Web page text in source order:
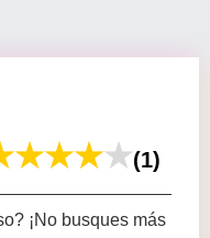
(1)
¡No busques más